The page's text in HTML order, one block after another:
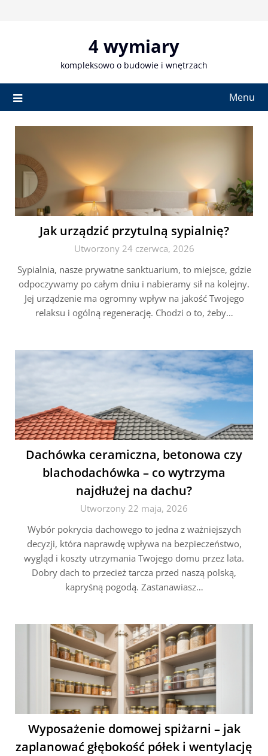
4 wymiary
kompleksowo o budowie i wnętrzach
Menu
Jak urządzić przytulną sypialnię?
Utworzony 24 czerwca, 2026
Sypialnia, nasze prywatne sanktuarium, to miejsce, gdzie
odpoczywamy po całym dniu i nabieramy sił na kolejny.
Jej urządzenie ma ogromny wpływ na jakość Twojego
relaksu i ogólną regenerację. Chodzi o to, żeby…
Dachówka ceramiczna, betonowa czy
blachodachówka – co wytrzyma
najdłużej na dachu?
Utworzony 22 maja, 2026
Wybór pokrycia dachowego to jedna z ważniejszych
decyzji, która naprawdę wpływa na bezpieczeństwo,
wygląd i koszty utrzymania Twojego domu przez lata.
Dobry dach to przecież tarcza przed naszą polską,
kapryśną pogodą. Zastanawiasz…
Wyposażenie domowej spiżarni – jak
zaplanować głębokość półek i wentylację